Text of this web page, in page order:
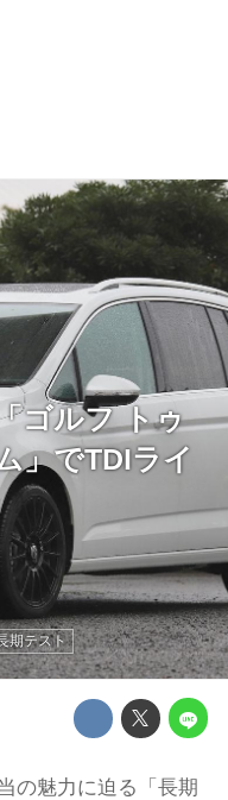
ゴルフ トゥ
」でTDIライ
期テスト
の魅力に迫る「長期